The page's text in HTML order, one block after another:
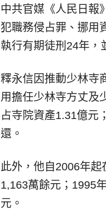
中共官媒《人民日報
犯職務侵占罪、挪用
執行有期徒刑24年，
釋永信因推動少林寺
用擔任少林寺方丈及
占寺院資產1.31億元
還。
此外，他自2006年
1,163萬餘元；1995
元。